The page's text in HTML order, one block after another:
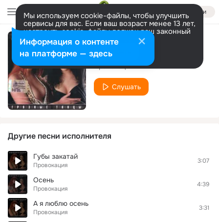
Войти
Мы используем cookie-файлы, чтобы улучшить
сервисы для вас. Если ваш возраст менее 13 лет,
настроить cookie-файлы должен ваш законный
представитель. Больше информации
Разрешить все Настроить
Два сердца
Провокация
Слушать
Другие песни исполнителя
Губы закатай
Провокация
3:07
Осень
Провокация
4:39
А я люблю осень
Провокация
3:31
Информация о контенте
на платформе — здесь